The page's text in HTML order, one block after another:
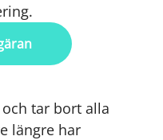
tar bort alla
längre har